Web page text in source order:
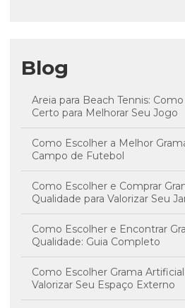
Blog
Areia para Beach Tennis:
Certo para Melhorar Seu Jogo
Como Escolher a Melhor
Campo de Futebol
Como Escolher e Comprar
Qualidade para Valorizar Seu
Como Escolher e Encontrar
Qualidade: Guia Completo
Como Escolher Grama
Valorizar Seu Espaço Externo